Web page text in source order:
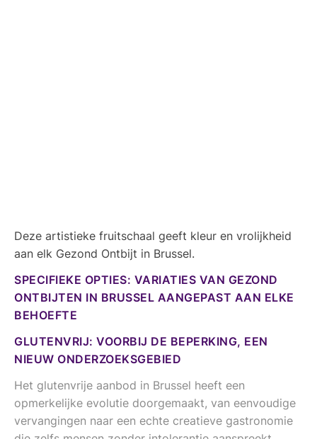
Deze artistieke fruitschaal geeft kleur en vrolijkheid
aan elk Gezond Ontbijt in Brussel.
SPECIFIEKE OPTIES: VARIATIES VAN GEZOND
ONTBIJTEN IN BRUSSEL AANGEPAST AAN ELKE
BEHOEFTE
GLUTENVRIJ: VOORBIJ DE BEPERKING, EEN
NIEUW ONDERZOEKSGEBIED
Het glutenvrije aanbod in Brussel heeft een
opmerkelijke evolutie doorgemaakt, van eenvoudige
vervangingen naar een echte creatieve gastronomie